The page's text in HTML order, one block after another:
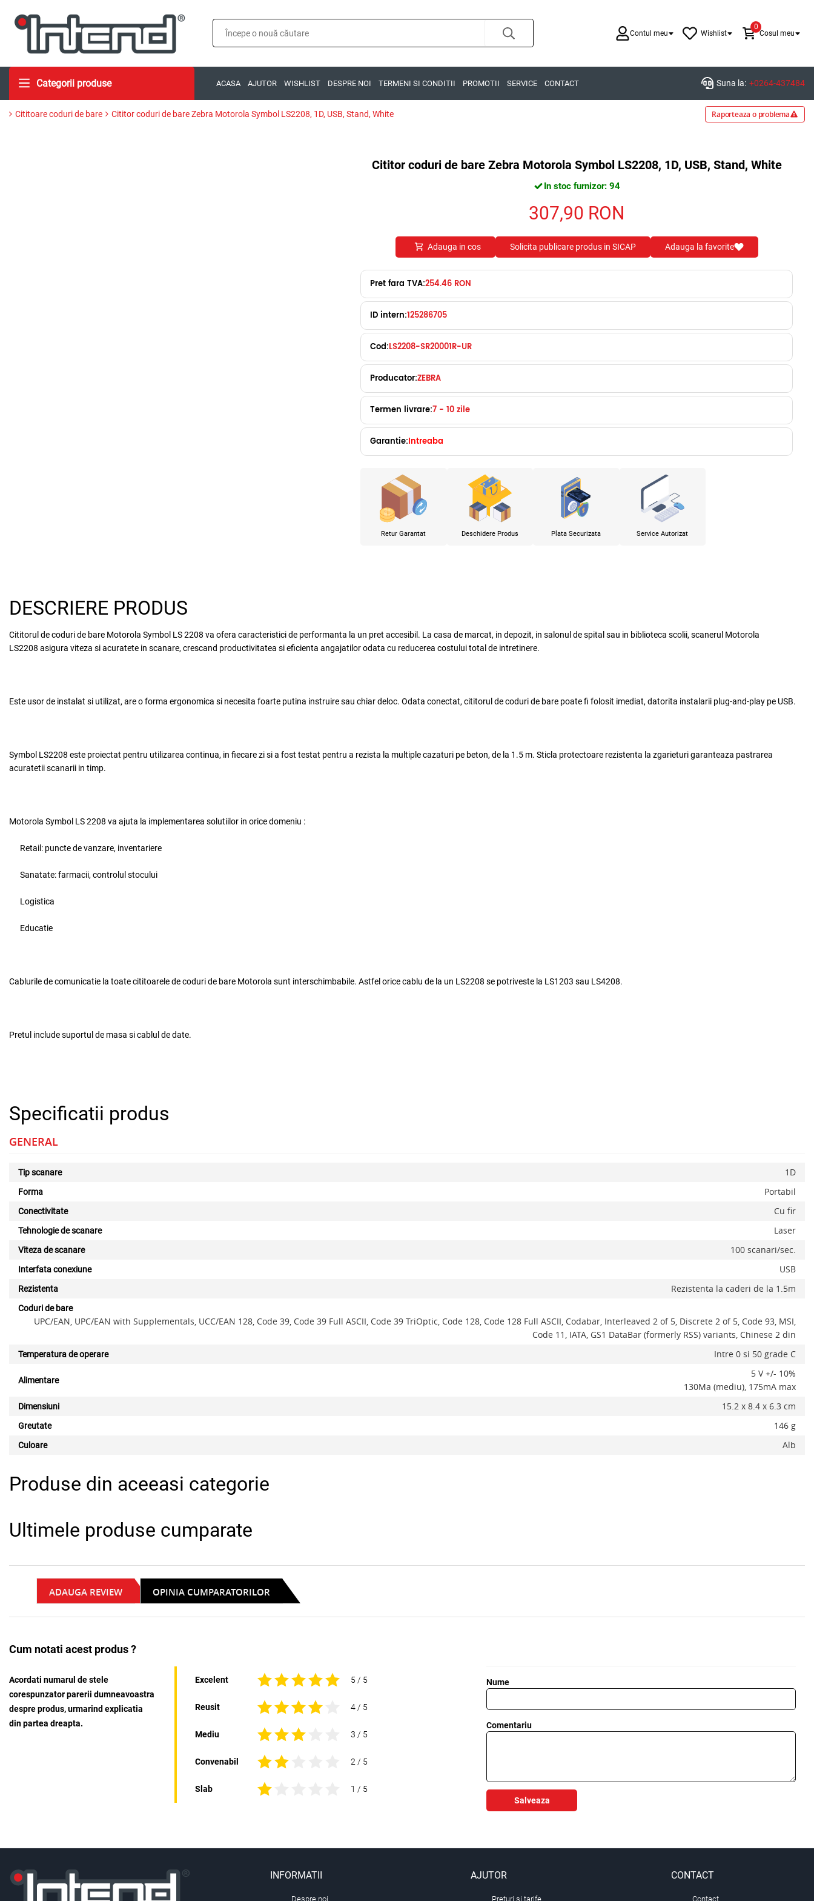
Contul meu Wishlist
0
Cosul meu
Categorii produse ACASA AJUTOR WISHLIST DESPRE NOI TERMENI SI CONDITII PROMOTII SERVICE CONTACT Suna la: +0264-437484
Cititoare coduri de bare Cititor coduri de bare Zebra Motorola Symbol LS2208, 1D, USB, Stand, White Raporteaza o problema
Cititor coduri de bare Zebra Motorola Symbol LS2208, 1D, USB, Stand, White
In stoc furnizor: 94
307,90 RON
Adauga in cos Solicita publicare produs in SICAP Adauga la favorite
Pret fara TVA:254.46 RON
ID intern:125286705
Cod:LS2208-SR20001R-UR
Producator:ZEBRA
Termen livrare:7 - 10 zile
Garantie:Intreaba
Retur Garantat Deschidere Produs Plata Securizata Service Autorizat
DESCRIERE PRODUS
Cititorul de coduri de bare Motorola Symbol LS 2208 va ofera caracteristici de performanta la un pret accesibil. La casa de marcat, in depozit, in salonul de spital sau in biblioteca scolii, scanerul Motorola
LS2208 asigura viteza si acuratete in scanare, crescand productivitatea si eficienta angajatilor odata cu reducerea costului total de intretinere.
Este usor de instalat si utilizat, are o forma ergonomica si necesita foarte putina instruire sau chiar deloc. Odata conectat, cititorul de coduri de bare poate fi folosit imediat, datorita instalarii plug-and-play pe USB.
Symbol LS2208 este proiectat pentru utilizarea continua, in fiecare zi si a fost testat pentru a rezista la multiple cazaturi pe beton, de la 1.5 m. Sticla protectoare rezistenta la zgarieturi garanteaza pastrarea
acuratetii scanarii in timp.
Motorola Symbol LS 2208 va ajuta la implementarea solutiilor in orice domeniu :
Retail: puncte de vanzare, inventariere
Sanatate: farmacii, controlul stocului
Logistica
Educatie
Cablurile de comunicatie la toate cititoarele de coduri de bare Motorola sunt interschimbabile. Astfel orice cablu de la un LS2208 se potriveste la LS1203 sau LS4208.
Pretul include suportul de masa si cablul de date.
Specificatii produs
GENERAL
Tip scanare 1D
Forma Portabil
Conectivitate Cu fir
Tehnologie de scanare Laser
Viteza de scanare 100 scanari/sec.
Interfata conexiune USB
Rezistenta Rezistenta la caderi de la 1.5m
Coduri de bare
UPC/EAN, UPC/EAN with Supplementals, UCC/EAN 128, Code 39, Code 39 Full ASCII, Code 39 TriOptic, Code 128, Code 128 Full ASCII, Codabar, Interleaved 2 of 5, Discrete 2 of 5, Code 93, MSI,
Code 11, IATA, GS1 DataBar (formerly RSS) variants, Chinese 2 din
Temperatura de operare Intre 0 si 50 grade C
Alimentare
5 V +/- 10%
130Ma (mediu), 175mA max
Dimensiuni 15.2 x 8.4 x 6.3 cm
Greutate 146 g
Culoare Alb
Produse din aceeasi categorie
Ultimele produse cumparate
ADAUGA REVIEW OPINIA CUMPARATORILOR
Cum notati acest produs ?
Acordati numarul de stele
corespunzator parerii dumneavoastra
despre produs, urmarind explicatia
din partea dreapta.
Excelent 5 / 5
Reusit 4 / 5
Mediu 3 / 5
Convenabil 2 / 5
Slab 1 / 5
Nume
Comentariu
Salveaza
INFORMATII
Despre noi
AJUTOR
Preturi si tarife
CONTACT
Contact